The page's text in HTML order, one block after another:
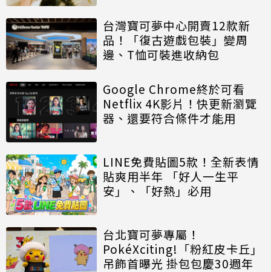
台灣寶可夢中心開賣12款新
品！「復古遊戲包裝」變周
邊、T恤可裝進收納包
Google Chrome終於可看
Netflix 4K影片！快更新瀏覽
器、還要符合條件才能用
LINE免費貼圖5款！全新表情
貼爽用半年 「好人一生平
安」、「好熱」必用
台北寶可夢專屬！
PokéXciting!「粉紅皮卡丘」
吊飾首曝光 掛包包慶30週年